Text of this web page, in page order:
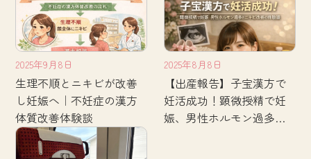
2025年9月8日
生理不順とニキビが改善
し妊娠へ｜不妊症の漢方
体質改善体験談
2025年8月8日
【出産報告】子宝漢方で
妊活成功！顕微授精で妊
娠、男性ホルモン過多と